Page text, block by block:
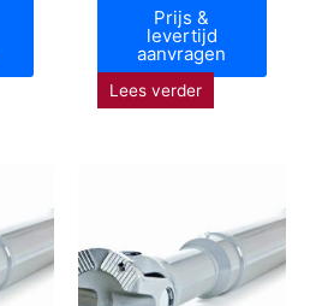
Prijs &
levertijd
aanvragen
Lees verder